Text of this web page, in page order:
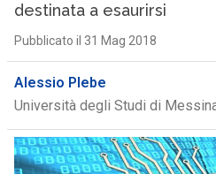
destinata a esaurirsi
Pubblicato il 31 Mag 2018
Alessio Plebe
Università degli Studi di